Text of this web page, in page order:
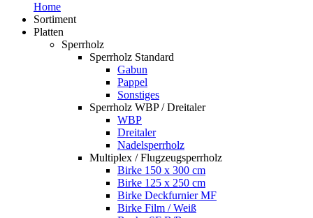
Home
Sortiment
Platten
Sperrholz
Sperrholz Standard
Gabun
Pappel
Sonstiges
Sperrholz WBP / Dreitaler
WBP
Dreitaler
Nadelsperrholz
Multiplex / Flugzeugsperrholz
Birke 150 x 300 cm
Birke 125 x 250 cm
Birke Deckfurnier MF
Birke Film / Weiß